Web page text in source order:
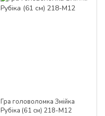
Гра головоломка Змійка
Рубіка (61 см) 218-M12